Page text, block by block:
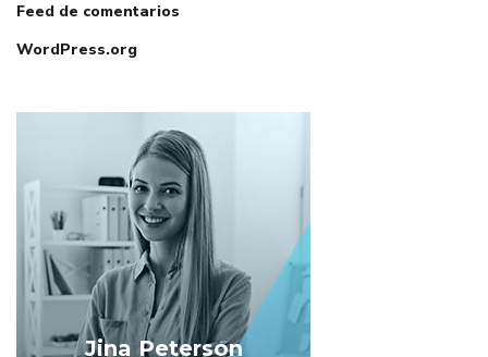
Feed de comentarios
WordPress.org
Jina Peterson